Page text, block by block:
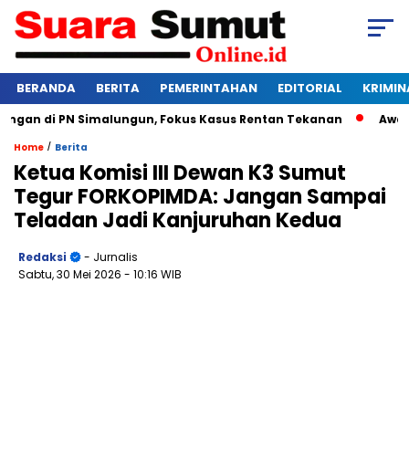
BERANDA BERITA PEMERINTAHAN EDITORIAL
PN Simalungun, Fokus Kasus Rentan Tekanan Awas
Home / Berita
Ketua Komisi III Dewan K3 Sumut
Tegur FORKOPIMDA: Jangan Sampai
Teladan Jadi Kanjuruhan Kedua
Redaksi
- Jurnalis
Sabtu, 30 Mei 2026 - 10:16 WIB